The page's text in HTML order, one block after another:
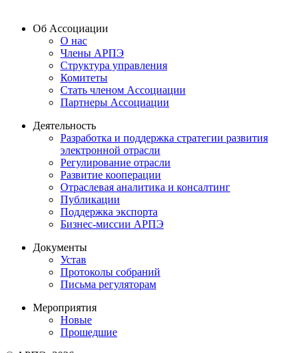
Об Ассоциации
О нас
Члены АРПЭ
Структура управления
Комитеты
Стать членом Ассоциации
Партнеры Ассоциации
Деятельность
Разработка и поддержка стратегии развития
электронной отрасли
Регулирование отрасли
Развитие кооперации
Отраслевая аналитика и консалтинг
Публикации
Поддержка экспорта
Бизнес-миссии АРПЭ
Документы
Устав
Протоколы собраний
Письма регуляторам
Мероприятия
Новые
Прошедшие